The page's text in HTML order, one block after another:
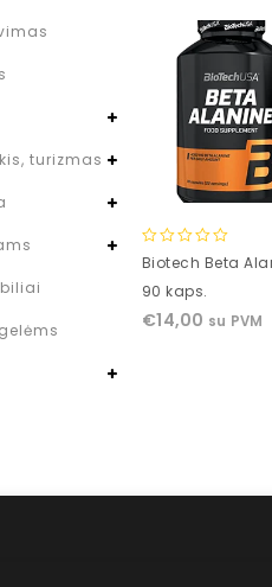
0
of
5
Biotech Beta
90 kaps.
€14,00 su PVM
turizmas